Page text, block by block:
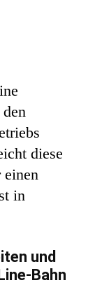
diese
einen
in
und
Bahn